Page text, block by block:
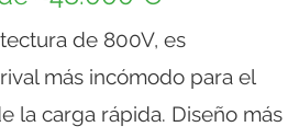
de 800V, es
más incómodo para el
la carga rápida. Diseño más